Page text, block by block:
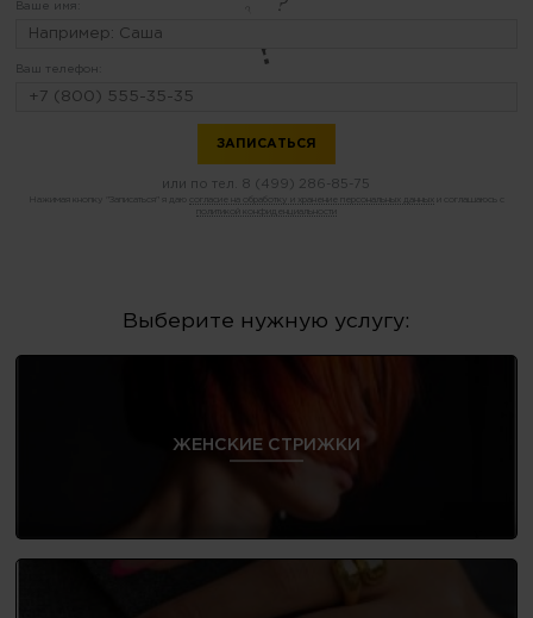
Ваше имя:
Ваш телефон:
или по тел. 8 (499) 286-85-75
Нажимая кнопку "Записаться" я даю согласие на обработку и хранение персональных данных
политикой конфиденциальности
Выберите нужную услугу:
ЖЕНСКИЕ СТРИЖКИ